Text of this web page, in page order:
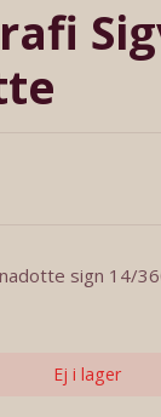
sign 14/
Ej i lager